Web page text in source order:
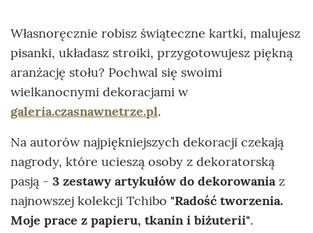
Własnoręcznie robisz świąteczne kartki, malujesz
pisanki, układasz stroiki, przygotowujesz piękną
aranżację stołu? Pochwal się swoimi
wielkanocnymi dekoracjami w
galeria.czasnawnetrze.pl.
Na autorów najpiękniejszych dekoracji czekają
nagrody, które ucieszą osoby z dekoratorską
pasją - 3 zestawy artykułów do dekorowaniaz
najnowszej kolekcji Tchibo "Radość tworzenia.
Moje prace z papieru, tkanin i biżuterii".